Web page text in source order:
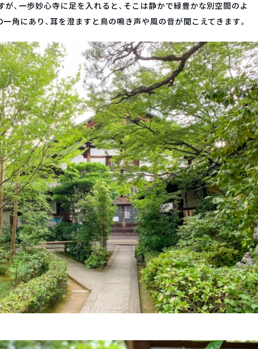
、一歩妙心寺に足を入れると、そこは静かで緑豊かな別空間のよ
角にあり、耳を澄ますと鳥の鳴き声や風の音が聞こえてきます。